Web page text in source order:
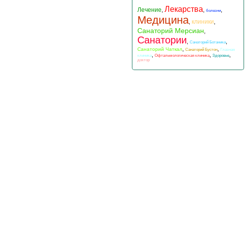
Лечение Лекарства болезни
Медицина клиники
Санаторий Мерсиан
Санатории Санаторий Ботаника
Санаторий Чаткал Санаторий Бустон
Глазная
клиника
Офтальмологическая клиника Здоровье
доктор